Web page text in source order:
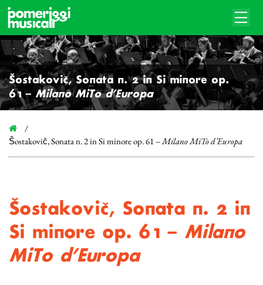
Šostakovič, Sonata n. 2 in Si minore op.
61 –Milano MiTo d’Europa
Šostakovič, Sonata n. 2 in Si minore op. 61 –Milano MiTo d’Europa
Šostakovič, Sonata n. 2 in
Si minore op. 61 – Milano
MiTo d’Europa